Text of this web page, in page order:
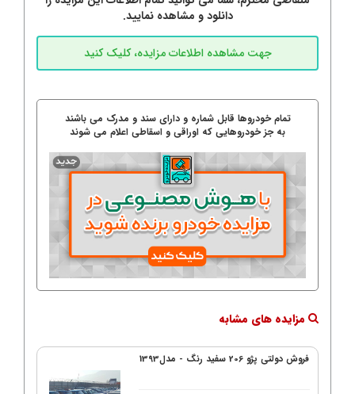
دانلود و مشاهده نمایید.
تمام خودروها قابل شماره و دارای سند و مدرک می باشند
به جز خودروهایی که اوراقی و اسقاطی اعلام می شوند
مزایده های مشابه
فروش دولتی پژو 206 سفید رنگ - مدل1393